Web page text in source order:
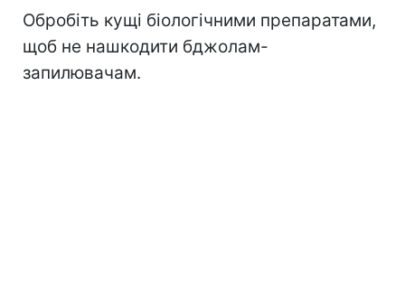
Обробіть кущі біологічними препаратами,
щоб не нашкодити бджолам-
запилювачам.